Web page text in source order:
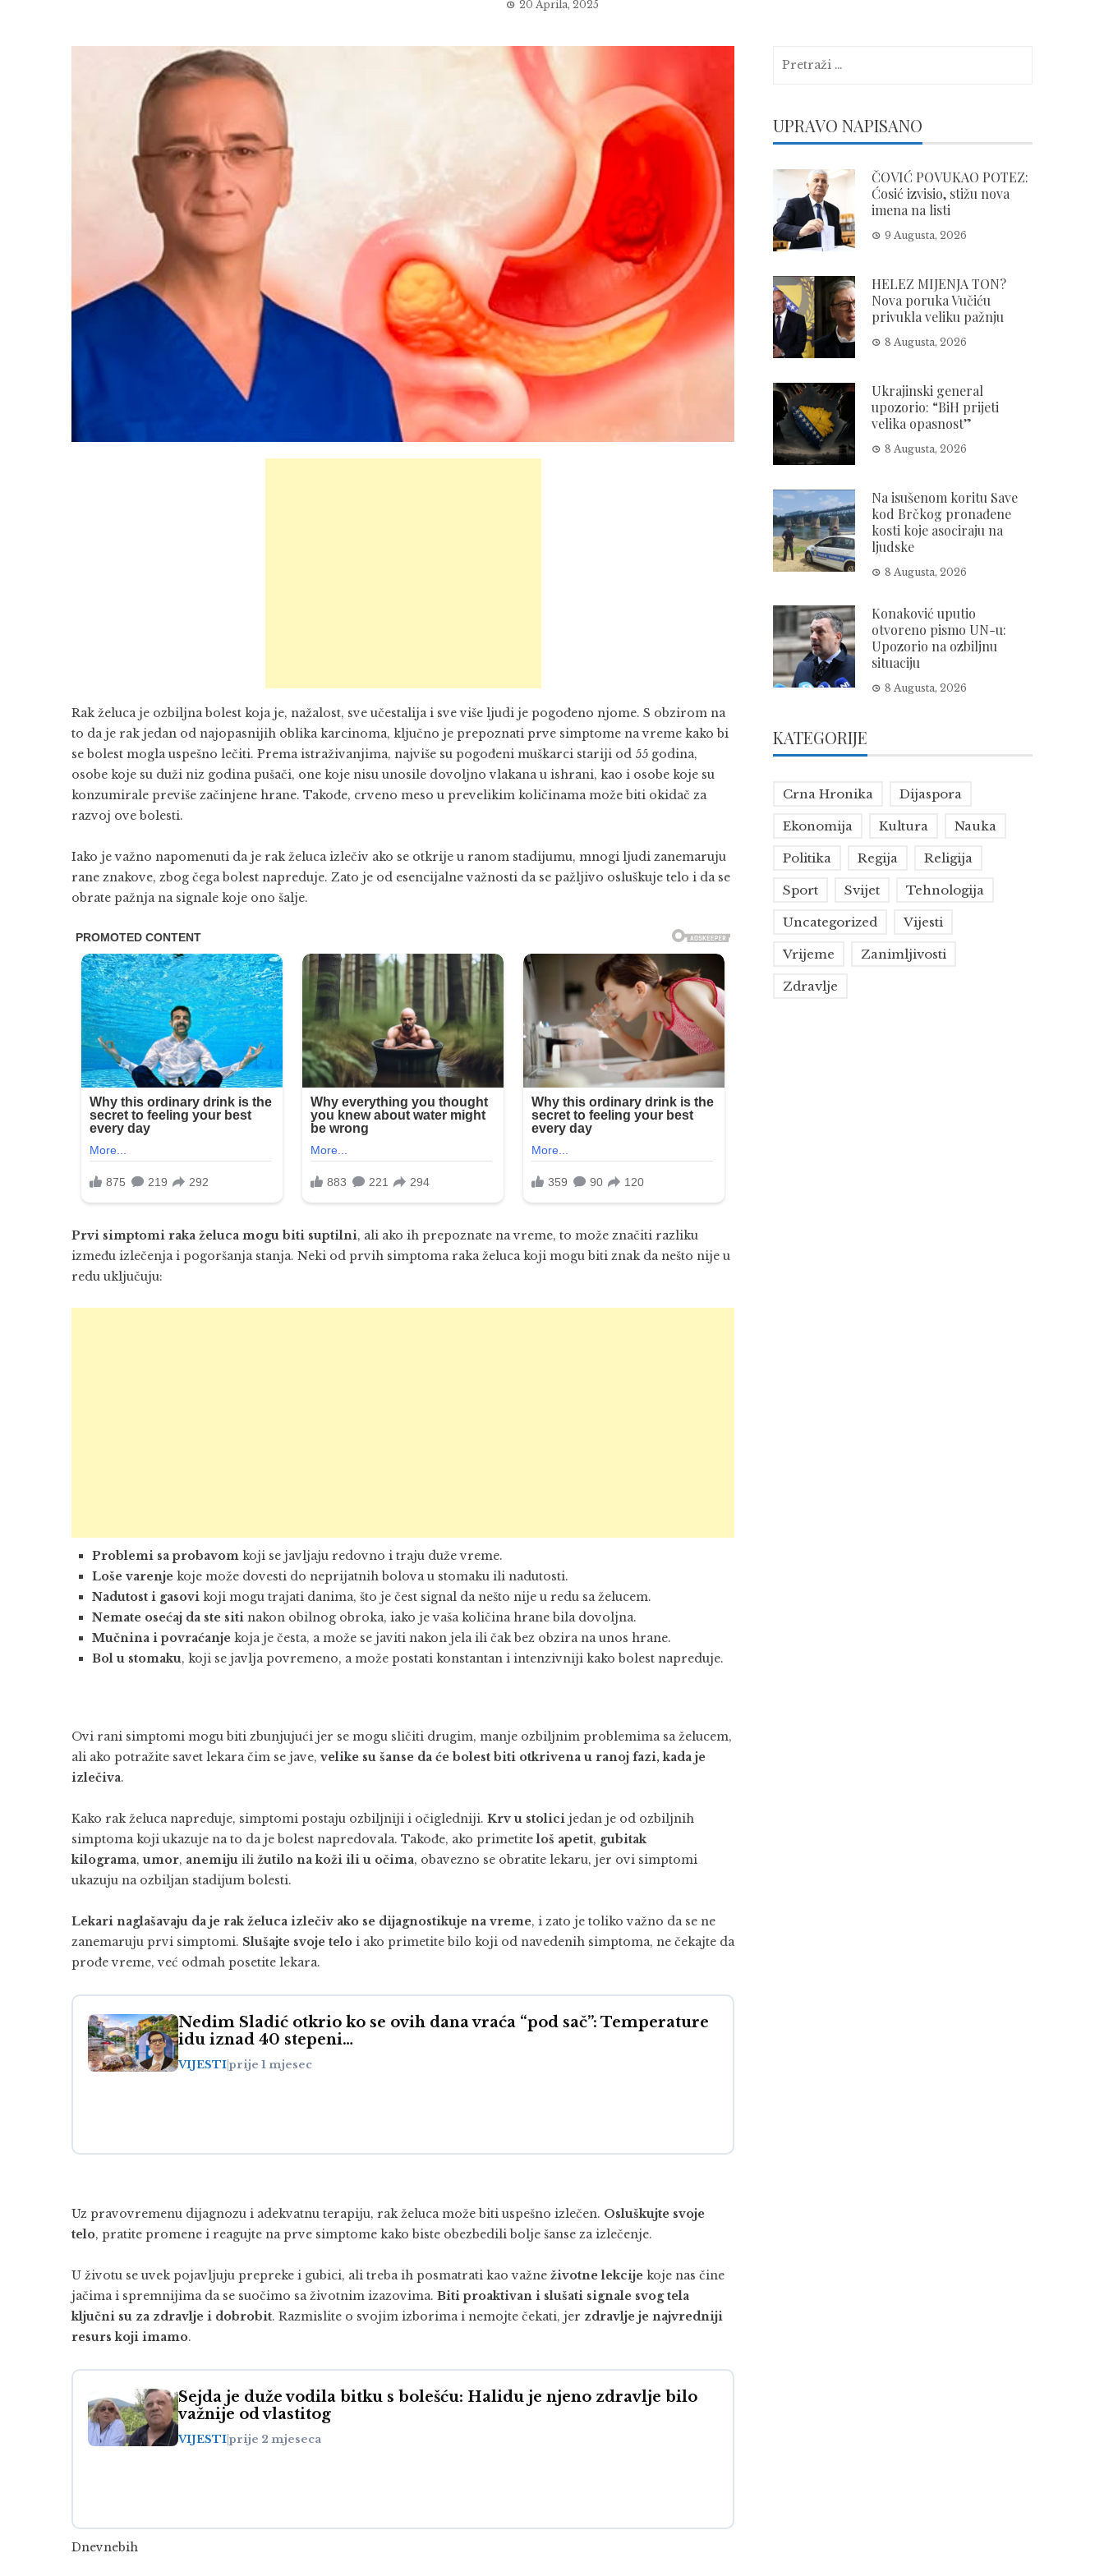
20 Aprila, 2025
Rak želuca je ozbiljna bolest koja je, nažalost, sve učestalija i sve više ljudi je pogođeno njome. S obzirom na
to da je rak jedan od najopasnijih oblika karcinoma, ključno je prepoznati prve simptome na vreme kako bi
se bolest mogla uspešno lečiti. Prema istraživanjima, najviše su pogođeni muškarci stariji od 55 godina,
osobe koje su duži niz godina pušači, one koje nisu unosile dovoljno vlakana u ishrani, kao i osobe koje su
konzumirale previše začinjene hrane. Takođe, crveno meso u prevelikim količinama može biti okidač za
razvoj ove bolesti.
Iako je važno napomenuti da je rak želuca izlečiv ako se otkrije u ranom stadijumu, mnogi ljudi zanemaruju
rane znakove, zbog čega bolest napreduje. Zato je od esencijalne važnosti da se pažljivo osluškuje telo i da se
obrate pažnja na signale koje ono šalje.
Prvi simptomi raka želuca mogu biti suptilni, ali ako ih prepoznate na vreme, to može značiti razliku
između izlečenja i pogoršanja stanja. Neki od prvih simptoma raka želuca koji mogu biti znak da nešto nije u
redu uključuju:
Problemi sa probavom koji se javljaju redovno i traju duže vreme.
Loše varenje koje može dovesti do neprijatnih bolova u stomaku ili nadutosti.
Nadutost i gasovi koji mogu trajati danima, što je čest signal da nešto nije u redu sa želucem.
Nemate osećaj da ste siti nakon obilnog obroka, iako je vaša količina hrane bila dovoljna.
Mučnina i povraćanje koja je česta, a može se javiti nakon jela ili čak bez obzira na unos hrane.
Bol u stomaku, koji se javlja povremeno, a može postati konstantan i intenzivniji kako bolest napreduje.
Ovi rani simptomi mogu biti zbunjujući jer se mogu sličiti drugim, manje ozbiljnim problemima sa želucem,
ali ako potražite savet lekara čim se jave, velike su šanse da će bolest biti otkrivena u ranoj fazi, kada je
izlečiva.
Kako rak želuca napreduje, simptomi postaju ozbiljniji i očigledniji. Krv u stolici jedan je od ozbiljnih
simptoma koji ukazuje na to da je bolest napredovala. Takođe, ako primetiteloš apetit, gubitak
kilograma, umor, anemiju ili žutilo na koži ili u očima, obavezno se obratite lekaru, jer ovi simptomi
ukazuju na ozbiljan stadijum bolesti.
Lekari naglašavaju da je rak želuca izlečiv ako se dijagnostikuje na vreme, i zato je toliko važno da se ne
zanemaruju prvi simptomi. Slušajte svoje telo i ako primetite bilo koji od navedenih simptoma, ne čekajte da
prođe vreme, već odmah posetite lekara.
Nedim Sladić otkrio ko se ovih dana vraća “pod sač”: Temperature
idu iznad 40 stepeni…
VIJESTIprije 1 mjesec
Uz pravovremenu dijagnozu i adekvatnu terapiju, rak želuca može biti uspešno izlečen. Osluškujte svoje
telo, pratite promene i reagujte na prve simptome kako biste obezbedili bolje šanse za izlečenje.
U životu se uvek pojavljuju prepreke i gubici, ali treba ih posmatrati kao važne životne lekcije koje nas čine
jačima i spremnijima da se suočimo sa životnim izazovima. Biti proaktivan i slušati signale svog tela
ključni su za zdravlje i dobrobit. Razmislite o svojim izborima i nemojte čekati, jer zdravlje je najvredniji
resurs koji imamo.
Sejda je duže vodila bitku s bolešću: Halidu je njeno zdravlje bilo
važnije od vlastitog
VIJESTIprije 2 mjeseca
Dnevnebih
UPRAVO NAPISANO
ČOVIĆ POVUKAO POTEZ:
Ćosić izvisio, stižu nova
imena na listi
9 Augusta, 2026
HELEZ MIJENJA TON?
Nova poruka Vučiću
privukla veliku pažnju
8 Augusta, 2026
Ukrajinski general
upozorio: “BiH prijeti
velika opasnost”
8 Augusta, 2026
Na isušenom koritu Save
kod Brčkog pronađene
kosti koje asociraju na
ljudske
8 Augusta, 2026
Konaković uputio
otvoreno pismo UN-u:
Upozorio na ozbiljnu
situaciju
8 Augusta, 2026
KATEGORIJE
Crna Hronika Dijaspora
Ekonomija Kultura Nauka
Politika Regija Religija
Sport Svijet Tehnologija
Uncategorized Vijesti
Vrijeme Zanimljivosti
Zdravlje